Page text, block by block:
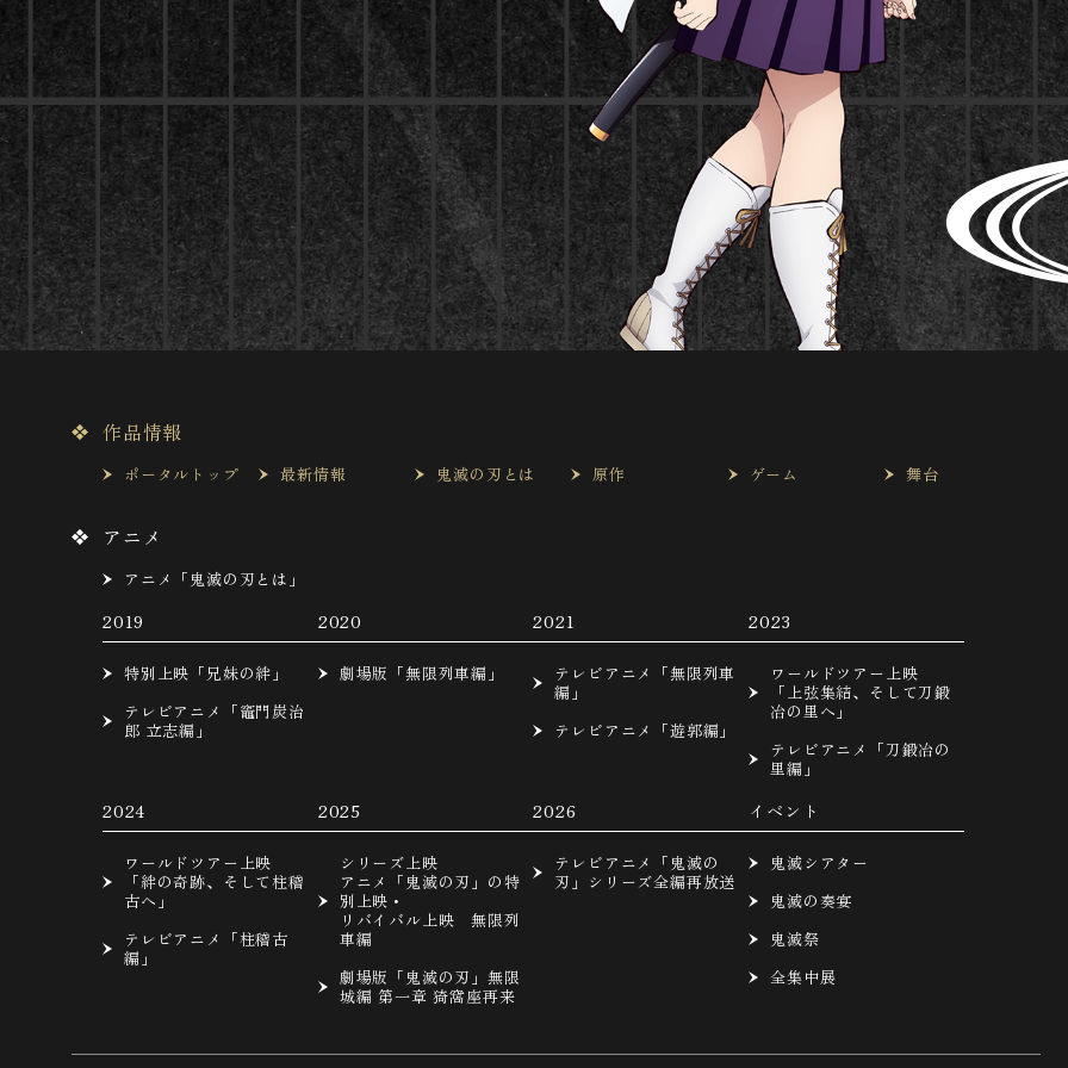
作品情報
ポータルトップ 最新情報 鬼滅の刃とは 原作 ゲーム 舞台
アニメ
アニメ「鬼滅の刃とは」
2019
特別上映「兄妹の絆」
テレビアニメ「竈門炭治
郎 立志編」
2020
劇場版「無限列車編」
2021
テレビアニメ「無限列車
編」
テレビアニメ「遊郭編」
2023
ワールドツアー上映
「上弦集結、そして刀鍛
冶の里へ」
テレビアニメ「刀鍛冶の
里編」
2024
ワールドツアー上映
「絆の奇跡、そして柱稽
古へ」
テレビアニメ「柱稽古
編」
2025
シリーズ上映
アニメ「鬼滅の刃」の特
別上映・
リバイバル上映 無限列
車編
劇場版「鬼滅の刃」無限
城編 第一章 猗窩座再来
2026
テレビアニメ「鬼滅の
刃」シリーズ全編再放送
イベント
鬼滅シアター
鬼滅の奏宴
鬼滅祭
全集中展